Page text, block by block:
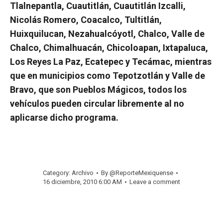
Tlalnepantla, Cuautitlán, Cuautitlán Izcalli,
Nicolás Romero, Coacalco, Tultitlán,
Huixquilucan, Nezahualcóyotl, Chalco, Valle de
Chalco, Chimalhuacán, Chicoloapan, Ixtapaluca,
Los Reyes La Paz, Ecatepec y Tecámac, mientras
que en municipios como Tepotzotlán y Valle de
Bravo, que son Pueblos Mágicos, todos los
vehículos pueden circular libremente al no
aplicarse dicho programa.
Category: Archivo By @ReporteMexiquense
16 diciembre, 2010 6:00 AM
Leave a comment